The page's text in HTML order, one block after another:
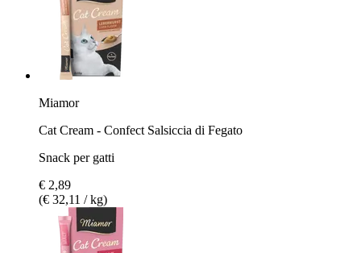
Miamor
Cat Cream - Confect Salsiccia di Fegato
Snack per gatti
€ 2,89
(€ 32,11 / kg)